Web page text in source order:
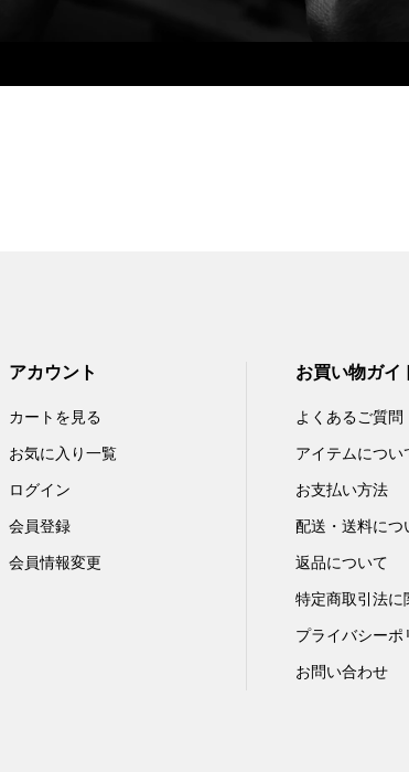
アカウント
カートを見る
お気に入り一覧
ログイン
会員登録
会員情報変更
お買い物ガイ
よくあるご質問
アイテムについ
お支払い方法
配送・送料につ
返品について
特定商取引法に
プライバシーポ
お問い合わせ